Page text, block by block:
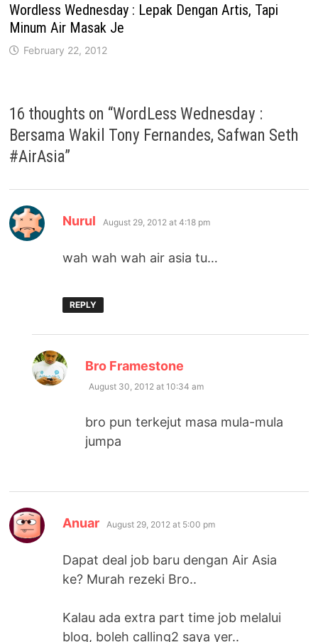
Wordless Wednesday : Lepak Dengan Artis, Tapi
Minum Air Masak Je
February 22, 2012
16 thoughts on “WordLess Wednesday :
Bersama Wakil Tony Fernandes, Safwan Seth
#AirAsia”
Nurul says:
August 29, 2012 at 4:18 pm
wah wah wah air asia tu…
REPLY
Bro Framestone
August 30, 2012 at 10:34 am
bro pun terkejut masa mula-mula
jumpa
Anuar says:
August 29, 2012 at 5:00 pm
Dapat deal job baru dengan Air Asia
ke? Murah rezeki Bro..
Kalau ada extra part time job melalui
blog, boleh calling2 saya yer..